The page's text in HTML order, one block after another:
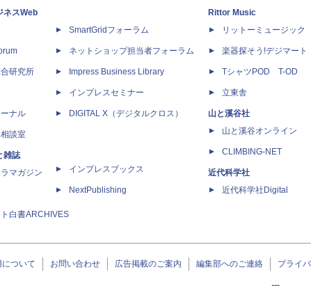
ネスWeb
研究所
ナル
談室
雑誌
マガジン
白書ARCHIVES
SmartGridフォーラム
ネットショップ担当者フォーラム
Impress Business Library
インプレスセミナー
DIGITAL X（デジタルクロス）
インプレスブックス
NextPublishing
Rittor Music
リットーミュージック
楽器探そう!デジマート
TシャツPOD T-OD
立東舎
山と溪谷社
山と溪谷オンライン
CLIMBING-NET
近代科学社
近代科学社Digital
ついて お問い合わせ 広告掲載のご案内 編集部へのご連絡 プライ